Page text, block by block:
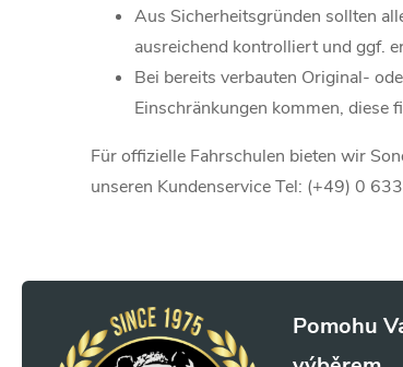
Aus Sicherheitsgründen sollten
ausreichend kontrolliert und ggf.
Bei bereits verbauten Original-
Einschränkungen kommen, diese
Für offizielle Fahrschulen bieten wir
unseren Kundenservice Tel: (+49) 0